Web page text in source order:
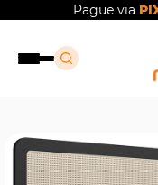
Pague via